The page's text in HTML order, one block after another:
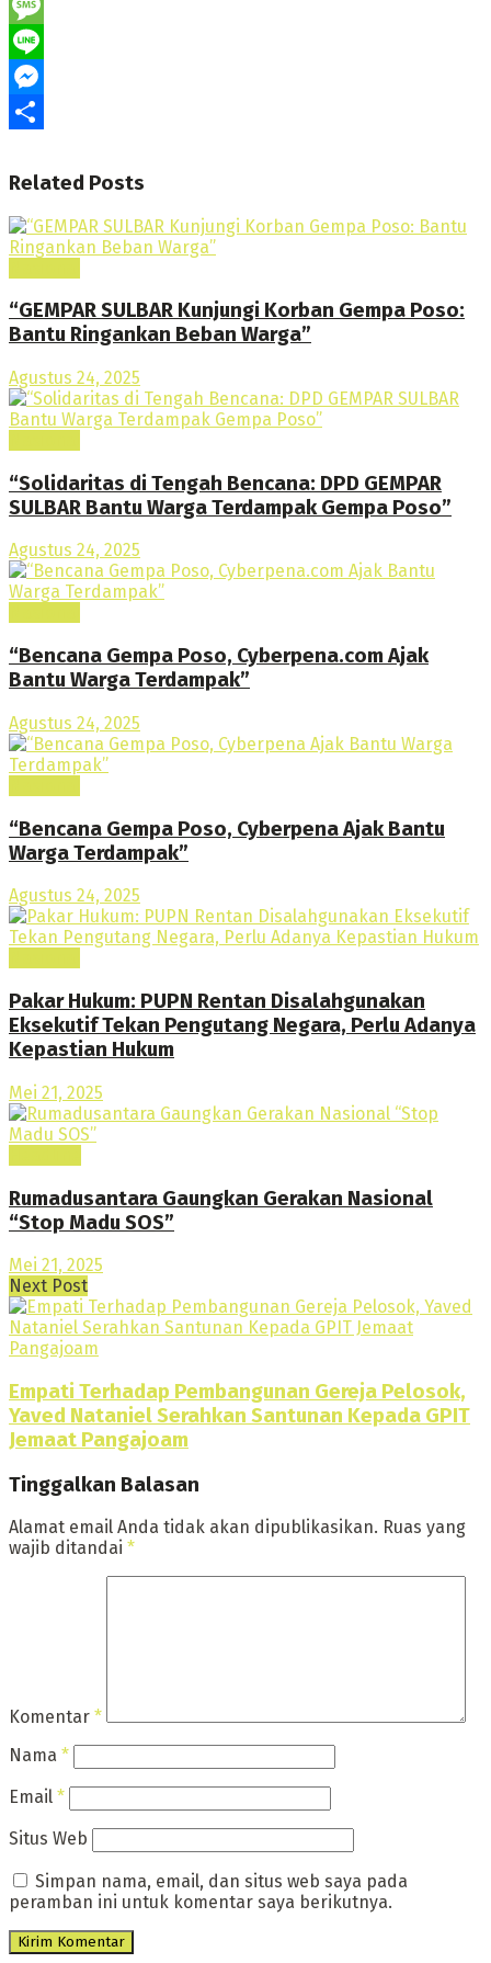
Telegram
Message
Line
Messenger
Related Posts
“GEMPAR SULBAR Kunjungi Korban Gempa Poso:
Bantu Ringankan Beban Warga”
Agustus 24, 2025
“Solidaritas di Tengah Bencana: DPD GEMPAR
SULBAR Bantu Warga Terdampak Gempa Poso”
Agustus 24, 2025
“Bencana Gempa Poso, Cyberpena.com Ajak
Bantu Warga Terdampak”
Agustus 24, 2025
“Bencana Gempa Poso, Cyberpena Ajak Bantu
Warga Terdampak”
Agustus 24, 2025
Pakar Hukum: PUPN Rentan Disalahgunakan
Eksekutif Tekan Pengutang Negara, Perlu Adanya
Kepastian Hukum
Mei 21, 2025
Rumadusantara Gaungkan Gerakan Nasional
“Stop Madu SOS”
Mei 21, 2025
Next Post
Empati Terhadap Pembangunan Gereja Pelosok,
Yaved Nataniel Serahkan Santunan Kepada GPIT
Jemaat Pangajoam
Tinggalkan Balasan
Alamat email Anda tidak akan dipublikasikan. Ruas yang
wajib ditandai *
Komentar *
Nama *
Email *
Situs Web
Simpan nama, email, dan situs web saya pada
peramban ini untuk komentar saya berikutnya.